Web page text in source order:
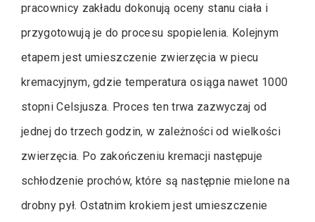
pracownicy zakładu dokonują oceny stanu ciała i
przygotowują je do procesu spopielenia. Kolejnym
etapem jest umieszczenie zwierzęcia w piecu
kremacyjnym, gdzie temperatura osiąga nawet 1000
stopni Celsjusza. Proces ten trwa zazwyczaj od
jednej do trzech godzin, w zależności od wielkości
zwierzęcia. Po zakończeniu kremacji następuje
schłodzenie prochów, które są następnie mielone na
drobny pył. Ostatnim krokiem jest umieszczenie